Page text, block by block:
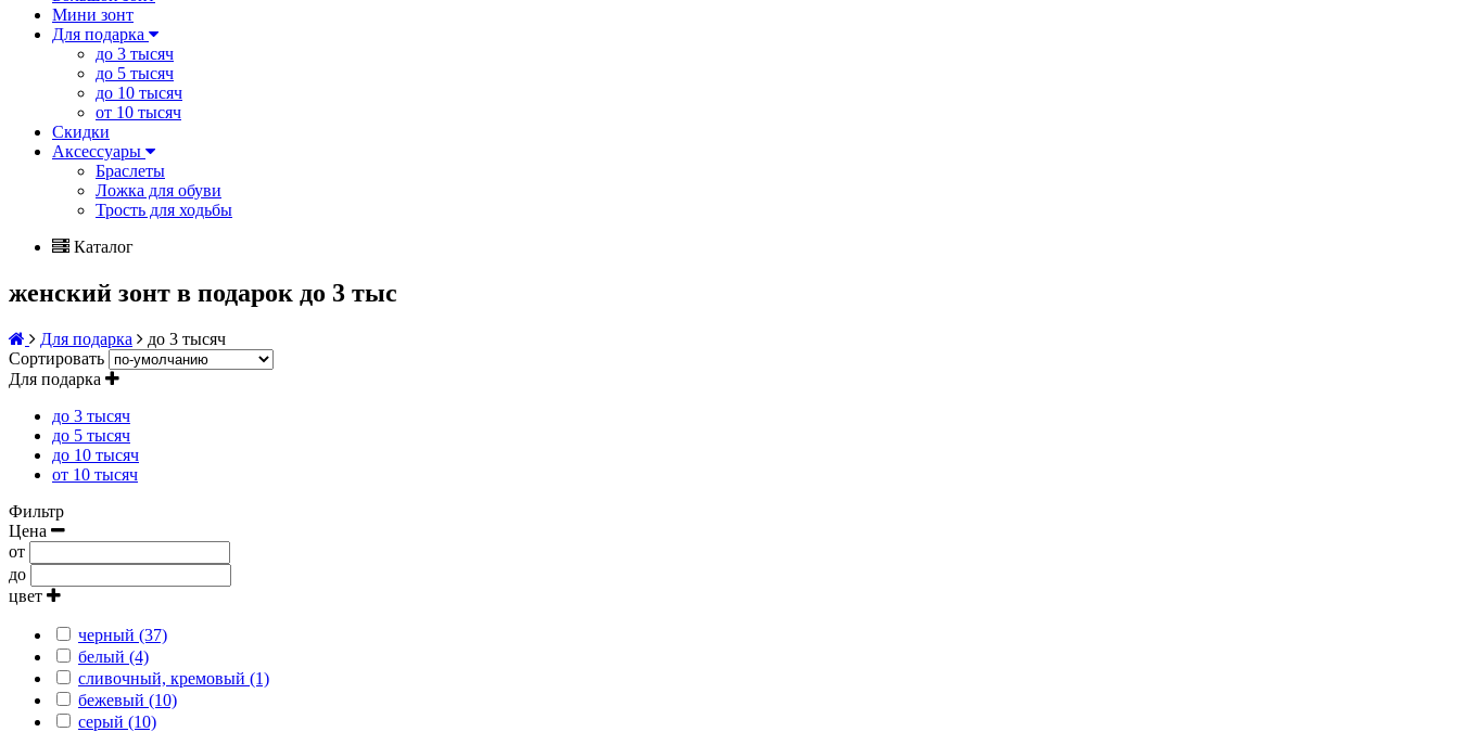
Мини зонт
Для подарка
до 3 тысяч
до 5 тысяч
до 10 тысяч
от 10 тысяч
Скидки
Аксессуары
Браслеты
Ложка для обуви
Трость для ходьбы
Каталог
женский зонт в подарок до 3 тыс
Для подарка
до 3 тысяч
Сортировать
Для подарка
до 3 тысяч
до 5 тысяч
до 10 тысяч
от 10 тысяч
Фильтр
Цена
от
до
цвет
черный (37)
белый (4)
сливочный, кремовый (1)
бежевый (10)
серый (10)